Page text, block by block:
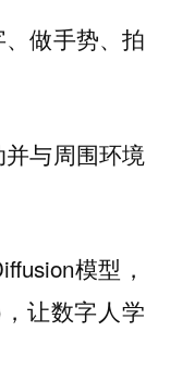
做手势、拍
与周围环境
模型，
让数字人学